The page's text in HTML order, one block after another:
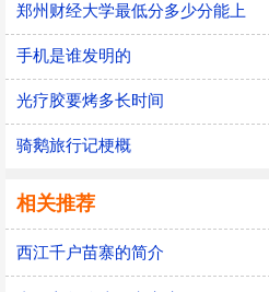
郑州财经大学最低分多少分能上
手机是谁发明的
光疗胶要烤多长时间
骑鹅旅行记梗概
相关推荐
西江千户苗寨的简介